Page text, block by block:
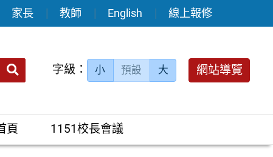
家長 教師 English 線上報修
送出 字級： 小 預設 大 網站導覽
頁 1151校長會議